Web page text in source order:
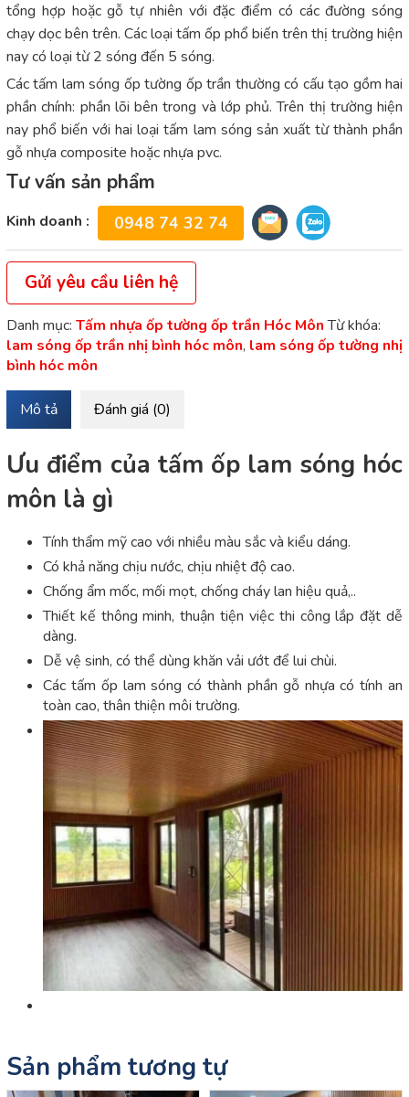
tổng hợp hoặc gỗ tự nhiên với đặc điểm có các đường sóng
chạy dọc bên trên. Các loại tấm ốp phổ biến trên thị trường hiện
nay có loại từ 2 sóng đến 5 sóng.
Các tấm lam sóng ốp tường ốp trần thường có cấu tạo gồm hai
phần chính: phần lõi bên trong và lớp phủ. Trên thị trường hiện
nay phổ biến với hai loại tấm lam sóng sản xuất từ thành phần
gỗ nhựa composite hoặc nhựa pvc.
Tư vấn sản phẩm
Kinh doanh : 0948 74 32 74
Gửi yêu cầu liên hệ
Danh mục: Tấm nhựa ốp tường ốp trần Hóc Môn Từ khóa:
lam sóng ốp trần nhị bình hóc môn, lam sóng ốp tường nhị
bình hóc môn
Mô tả Đánh giá (0)
Ưu điểm của tấm ốp lam sóng hóc
môn là gì
Tính thẩm mỹ cao với nhiều màu sắc và kiểu dáng.
Có khả năng chịu nước, chịu nhiệt độ cao.
Chống ẩm mốc, mối mọt, chống cháy lan hiệu quả,..
Thiết kế thông minh, thuận tiện việc thi công lắp đặt dễ
dàng.
Dễ vệ sinh, có thể dùng khăn vải ướt để lui chùi.
Các tấm ốp lam sóng có thành phần gỗ nhựa có tính an
toàn cao, thân thiện môi trường.
Sản phẩm tương tự